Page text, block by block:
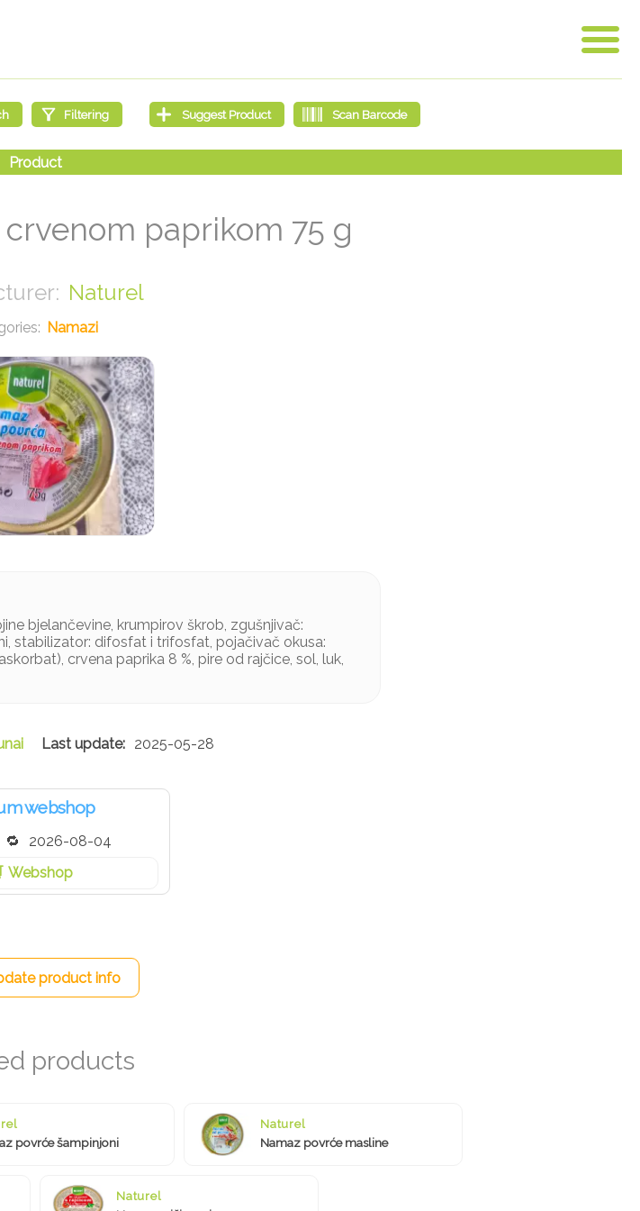
paprikom 75 g
Naturel
Namazi
bjelančevine, krumpirov škrob, zgušnjivač:
stabilizator: difosfat i trifosfat, pojačivač okusa:
crvena paprika 8 %, pire od rajčice, sol, luk,
2025-05-28
webshop
2026-08-04
Webshop
product info
povrće šampinjoni
Naturel
Namaz povrće masline
Naturel